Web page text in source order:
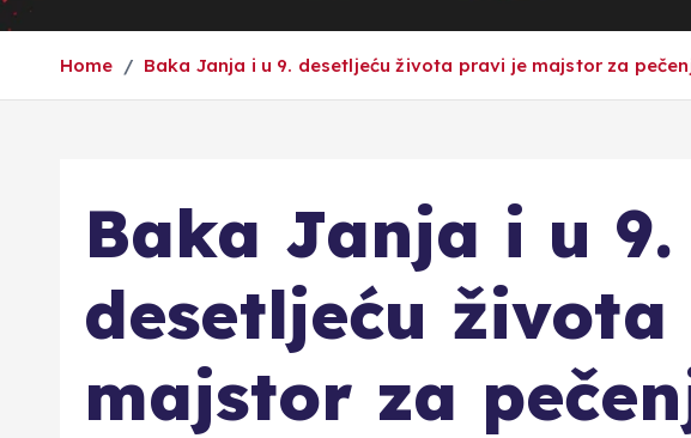
Home Baka Janja i u 9. desetljeću života pravi je majstor za
Baka Janja i u 9.
desetljeću
majstor za